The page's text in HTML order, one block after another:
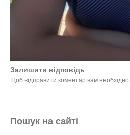
Залишити відповідь
Щоб відправити коментар вам необхідно
Пошук на сайті